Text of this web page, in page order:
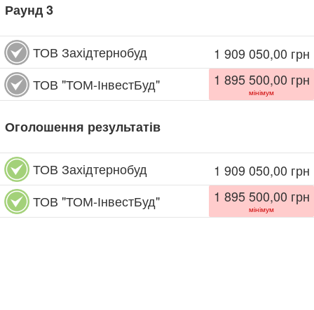
Раунд3
ТОВ Західтернобуд 1 909 050,00 грн
ТОВ "ТОМ-ІнвестБуд"
1 895 500,00 грн
мінімум
Оголошення результатів
ТОВ Західтернобуд 1 909 050,00 грн
ТОВ "ТОМ-ІнвестБуд"
1 895 500,00 грн
мінімум